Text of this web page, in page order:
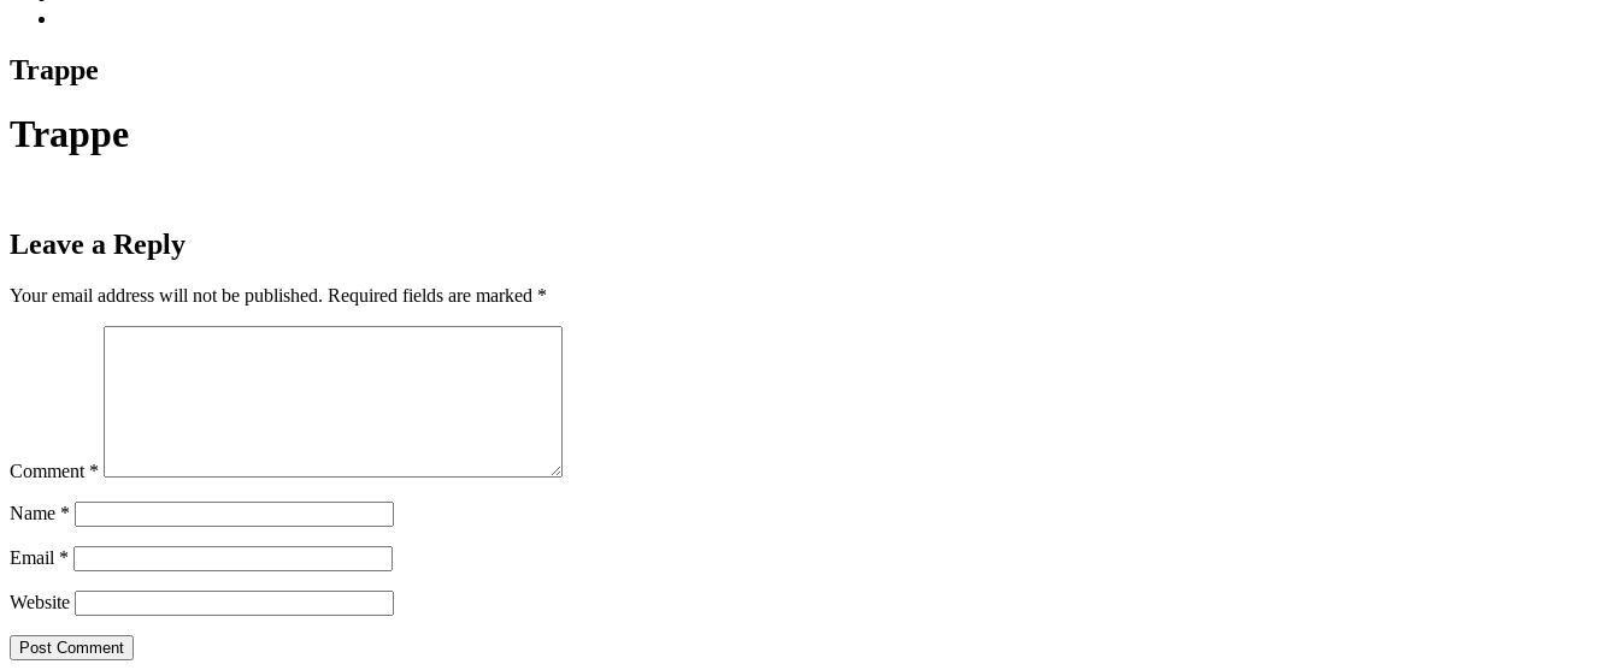
Trappe
Trappe
Leave a Reply
Your email address will not be published. Required fields are marked *
Comment *
Name *
Email *
Website